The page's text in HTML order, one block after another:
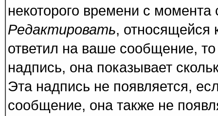
некоторого времени с
Редактировать, относящейся
ответил на ваше сообщение,
надпись, она показывает
Эта надпись не появляется,
сообщение, она также не